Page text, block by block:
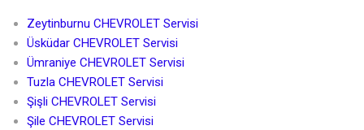
Zeytinburnu CHEVROLET Servisi
Üsküdar CHEVROLET Servisi
Ümraniye CHEVROLET Servisi
Tuzla CHEVROLET Servisi
Şişli CHEVROLET Servisi
Şile CHEVROLET Servisi